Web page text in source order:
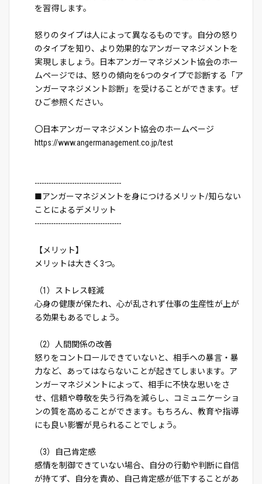
を習得します。
怒りのタイプは人によって異なるものです。自分の怒り
のタイプを知り、より効果的なアンガーマネジメントを
実現しましょう。日本アンガーマネジメント協会のホー
ムページでは、怒りの傾向を6つのタイプで診断する「ア
ンガーマネジメント診断」を受けることができます。ぜ
ひご参照ください。
〇日本アンガーマネジメント協会のホームページ
https://www.angermanagement.co.jp/test
-------------------------------------
■アンガーマネジメントを身につけるメリット/知らない
ことによるデメリット
-------------------------------------
【メリット】
メリットは大きく3つ。
（1）ストレス軽減
心身の健康が保たれ、心が乱されず仕事の生産性が上が
る効果もあるでしょう。
（2）人間関係の改善
怒りをコントロールできていないと、相手への暴言・暴
力など、あってはならないことが起きてしまいます。ア
ンガーマネジメントによって、相手に不快な思いをさ
せ、信頼や尊敬を失う行為を減らし、コミュニケーショ
ンの質を高めることができます。もちろん、教育や指導
にも良い影響が見られることでしょう。
（3）自己肯定感
感情を制御できていない場合、自分の行動や判断に自信
が持てず、自分を責め、自己肯定感が低下することがあ